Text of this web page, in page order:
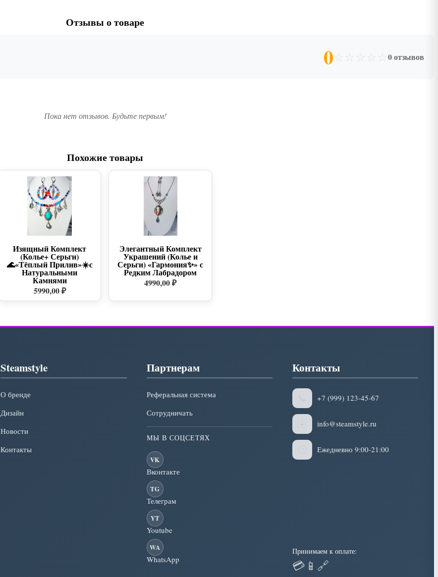
Отзывы о товаре
0 ☆ ☆ ☆ ☆ ☆ 0 отзывов
Пока нет отзывов. Будьте первым!
Похожие товары
Изящный Комплект
(Колье+ Серьги)
🌊«Тёплый Прилив»☀️с
Натуральными
Камнями
5990,00 ₽
Элегантный Комплект
Украшений (Колье и
Серьги) «Гармония✨» с
Редким Лабрадором
4990,00 ₽
Steamstyle
О бренде
Дизайн
Новости
Контакты
Партнерам
Реферальная система
Сотрудничать
МЫ В СОЦСЕТЯХ
VK
Вконтакте
TG
Телеграм
YT
Youtube
WA
WhatsApp
Контакты
+7 (999) 123-45-67
info@steamstyle.ru
Ежедневно 9:00-21:00
Принимаем к оплате:
💳 📱 🔗